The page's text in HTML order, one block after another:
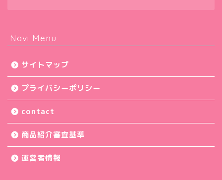
Navi Menu
サイトマップ
プライバシーポリシー
contact
商品紹介審査基準
運営者情報